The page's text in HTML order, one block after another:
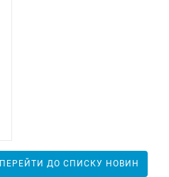
ПЕРЕЙТИ ДО СПИСКУ НОВИН